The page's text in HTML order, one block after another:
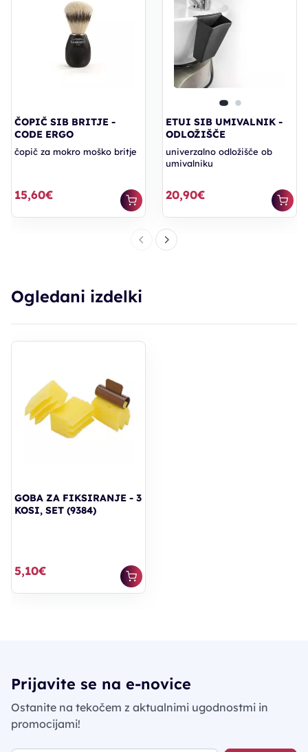
ČOPIČ SIB BRITJE -
CODE ERGO
čopič za mokro moško britje
15,60€
ETUI SIB UMIVALNIK -
ODLOŽIŠČE
univerzalno odložišče ob
umivalniku
20,90€
Ogledani izdelki
GOBA ZA FIKSIRANJE - 3
KOSI, SET (9384)
5,10€
Prijavite se na e-novice
Ostanite na tekočem z aktualnimi ugodnostmi in
promocijami!